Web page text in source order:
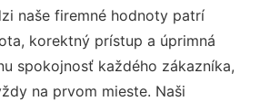
naše firemné hodnoty patrí
korektný prístup a úprimná
spokojnosť každého zákazníka,
na prvom mieste. Naši